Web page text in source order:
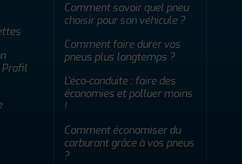
Profil
Comment savoir quel pneu
choisir pour son véhicule ?
Comment faire durer vos
pneus plus longtemps ?
L'éco-conduite : faire des
économies et polluer moins
!
Comment économiser du
carburant grâce à vos pneus
?